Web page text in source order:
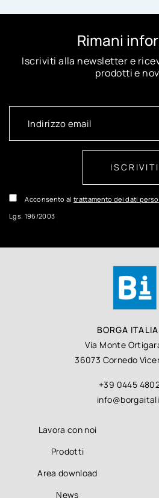
Rimani
Iscriviti alla newsletter e
prodotti e
ISCRIVITI
Acconsento al trattamento dei dati
Lgs. 196/2003
BORGA
Via Monte
36073 Cornedo
+39 0445
Lavora con noi
Prodotti
Area download
News